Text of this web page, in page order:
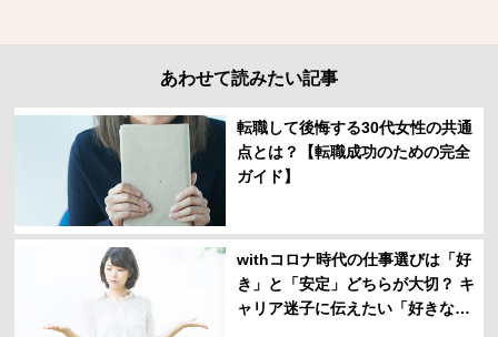
あわせて読みたい記事
転職して後悔する30代女性の共通
点とは？【転職成功のための完全
ガイド】
withコロナ時代の仕事選びは「好
き」と「安定」どちらが大切？ キ
ャリア迷子に伝えたい「好きなこ